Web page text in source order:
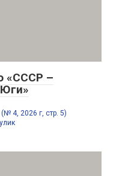
«СССР –
4, 2026 г, стр. 5)